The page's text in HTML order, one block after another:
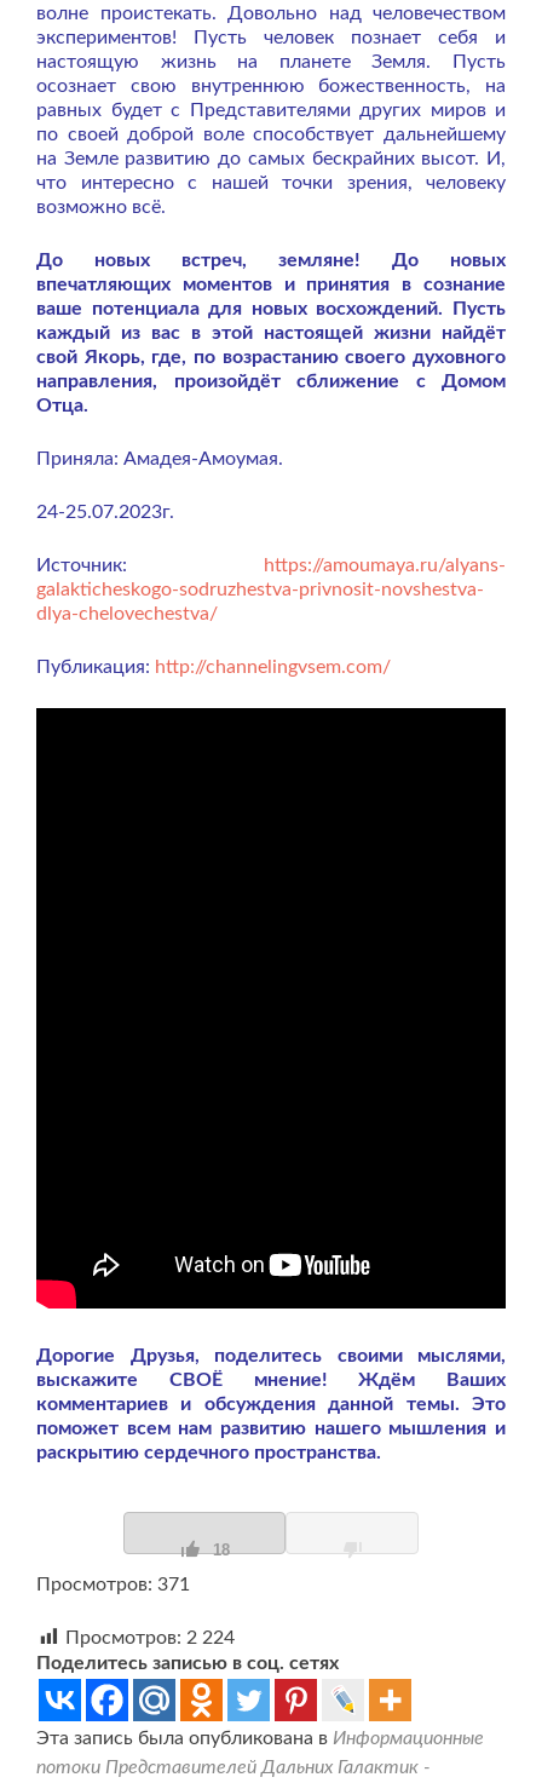
волне проистекать. Довольно над человечеством
экспериментов! Пусть человек познает себя и
настоящую жизнь на планете Земля. Пусть
осознает свою внутреннюю божественность, на
равных будет с Представителями других миров и
по своей доброй воле способствует дальнейшему
на Земле развитию до самых бескрайних высот. И,
что интересно с нашей точки зрения, человеку
возможно всё.
До новых встреч, земляне! До новых
впечатляющих моментов и принятия в сознание
ваше потенциала для новых восхождений. Пусть
каждый из вас в этой настоящей жизни найдёт
свой Якорь, где, по возрастанию своего духовного
направления, произойдёт сближение с Домом
Отца.
Приняла: Амадея-Амоумая.
24-25.07.2023г.
Источник:
https://amoumaya.ru/alyans-
galakticheskogo-sodruzhestva-privnosit-novshestva-
dlya-chelovechestva/
Публикация: http://channelingvsem.com/
Дорогие Друзья, поделитесь своими мыслями,
выскажите СВОЁ мнение! Ждём Ваших
комментариев и обсуждения данной темы. Это
поможет всем нам развитию нашего мышления и
раскрытию сердечного пространства.
18
Просмотров: 371
Просмотров: 2 224
Поделитесь записью в соц. сетях
Эта запись была опубликована в Информационные
потоки Представителей Дальних Галактик -